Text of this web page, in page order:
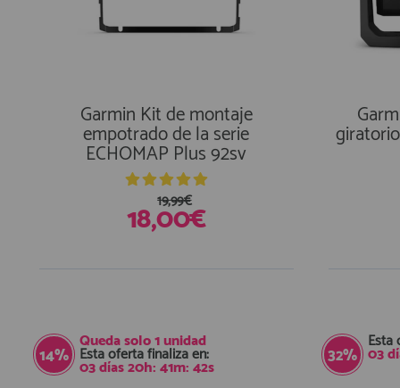
Garmin Kit de montaje
empotrado de la serie
ECHOMAP Plus 92sv
18,00€
19,99€
14%
Queda solo1 unidad
Esta oferta finaliza en:
03días20h:41m:41s 32%
Esta
03